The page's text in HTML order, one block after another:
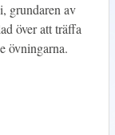
grundaren av
över att träffa
övningarna.